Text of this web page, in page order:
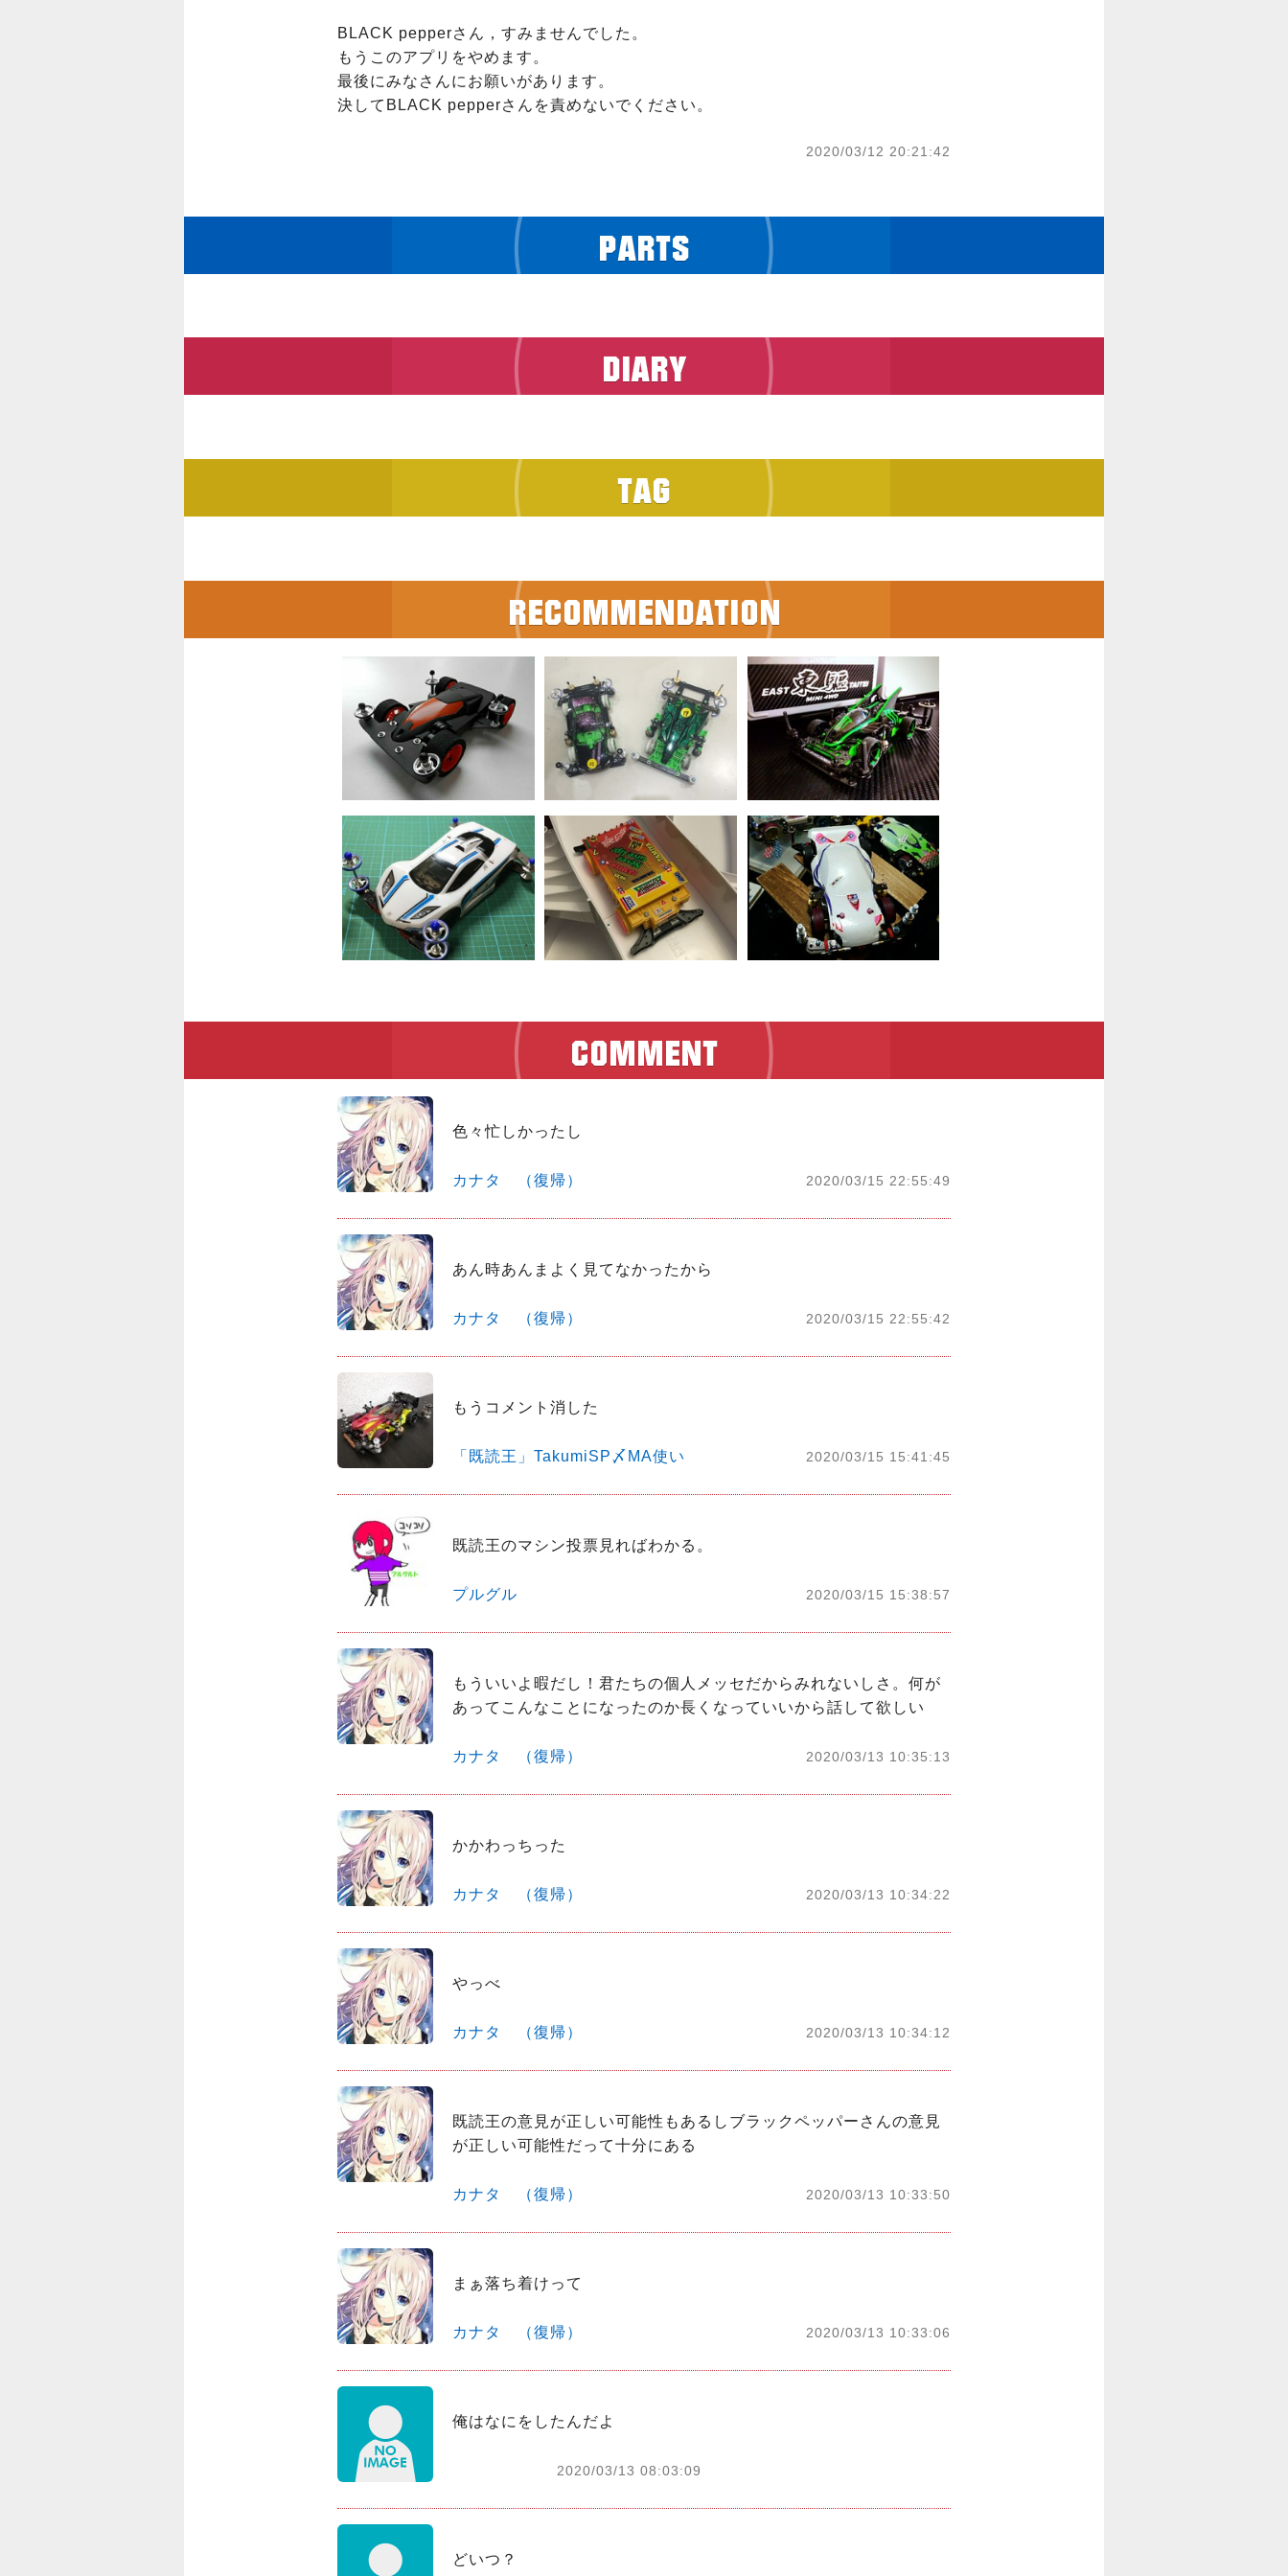
BLACK pepperさん，すみませんでした。
もうこのアプリをやめます。
最後にみなさんにお願いがあります。
2020/03/12 20:21:42
色々忙しかったし
カナタ （復帰） 2020/03/15 22:55:49
あん時あんまよく見てなかったから
カナタ （復帰） 2020/03/15 22:55:42
もうコメント消した
「既読王」TakumiSP〆MA使い 2020/03/15 15:41:45
既読王のマシン投票見ればわかる。
プルグル 2020/03/15 15:38:57
もういいよ暇だし！君たちの個人メッセだからみれないしさ。何が
あってこんなことになったのか長くなっていいから話して欲しい
カナタ （復帰） 2020/03/13 10:35:13
かかわっちった
カナタ （復帰） 2020/03/13 10:34:22
やっべ
カナタ （復帰） 2020/03/13 10:34:12
既読王の意見が正しい可能性もあるしブラックペッパーさんの意見
が正しい可能性だって十分にある
カナタ （復帰） 2020/03/13 10:33:50
まぁ落ち着けって
カナタ （復帰） 2020/03/13 10:33:06
俺はなにをしたんだよ
2020/03/13 08:03:09
どいつ？